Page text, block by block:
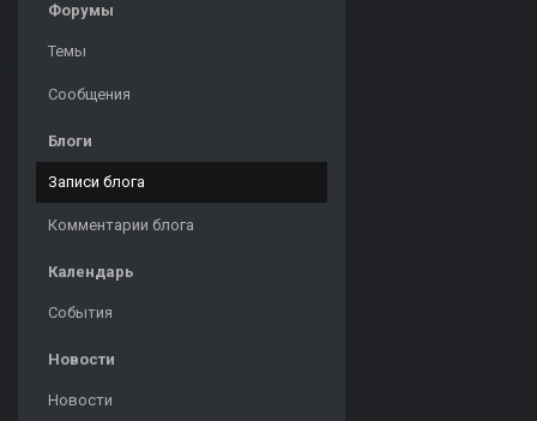
Форумы
Темы
Сообщения
Блоги
Записи блога
Комментарии блога
Календарь
События
Новости
Новости